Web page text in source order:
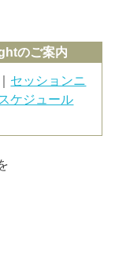
のご案内
｜ セッションニ
スケジュール